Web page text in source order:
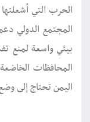
الحرب التي
المجتمع الدولي
بيئي واسعة لمنع
المحافظات
اليمن تحتاج إلى